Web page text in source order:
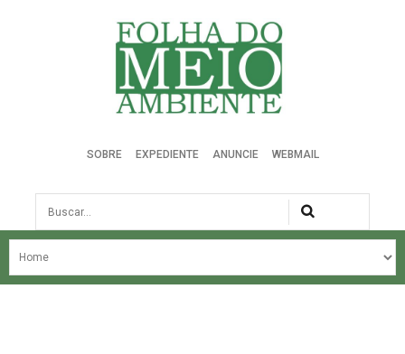
Folha do Meio Ambiente
SOBRE EXPEDIENTE ANUNCIE WEBMAIL
Busca
NOSSA HISTÓRIA